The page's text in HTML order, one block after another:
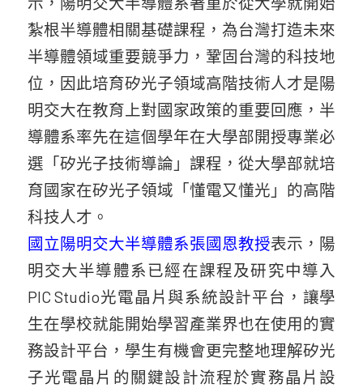
紮根半導體相關基礎課程，為台灣打造未來
半導體領域重要競爭力，鞏固台灣的科技地
位，因此培育矽光子領域高階技術人才是陽
明交大在教育上對國家政策的重要回應，半
導體系率先在這個學年在大學部開授專業必
選「矽光子技術導論」課程，從大學部就培
育國家在矽光子領域「懂電又懂光」的高階
科技人才。
國立陽明交大半導體系張國恩教授表示，陽
明交大半導體系已經在課程及研究中導入
PIC Studio光電晶片與系統設計平台，讓學
生在學校就能開始學習產業界也在使用的實
務設計平台，學生有機會更完整地理解矽光
子光電晶片的關鍵設計流程於實務晶片設